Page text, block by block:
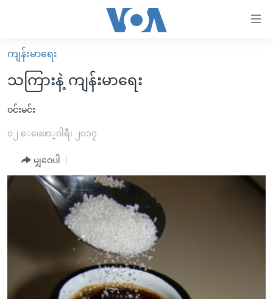
လွယ်ကူ
စေ
များ
အကြောင်းအရာ
ညွန်း
မူလစာမျက်နှာ
မြန်မာ
ကမ္ဘာ့သတင်းများ
နိုင်ငံတကာ
တရုတ်
အစ္စရေး-ပါလက်စတိုင်း
ဗွီဒီယို
ရပ်ဝန်းတခု လမ်းတခု အလွန်
အင်္ဂလိပ်စာလေ့လာမယ်
အမေရိကန်သုံးအီဒီယံ
မကြေးမုံရဲ့ အင်္ဂလိပ်စာ
ရုပ်ရှင်ထဲက အင်္ဂလိပ်စာ
သုတပဒေသာ အင်္ဂလိပ်စာ
အပတ်စဉ်ကဏ္ဍများ
ရေဒီယိုနှင့်ရုပ်သံ အချက်အလက်များ
ရေဒီယို/တီဗွီအစီအစဉ်
Learning English
ကျန်းမာရေး
သကြားနဲ့ ကျန်းမာရေး
ဝင်းမင်း
၀၂ ေဖေဖာ္၀ါရီ၊ ၂၀၁၇
မျှဝေပါ